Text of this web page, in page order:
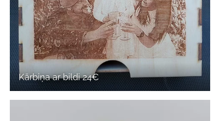
Kārbiņa ar bildi 24€